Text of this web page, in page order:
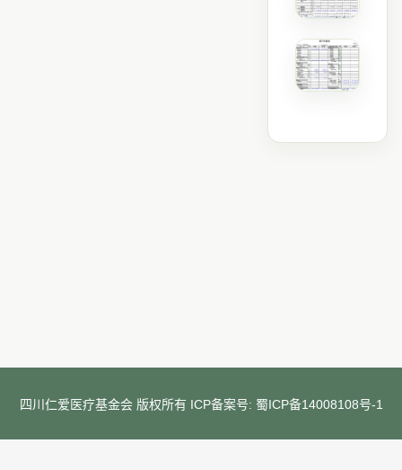
四川仁爱医疗基金会 版权所有 ICP备案号: 蜀ICP备14008108号-1